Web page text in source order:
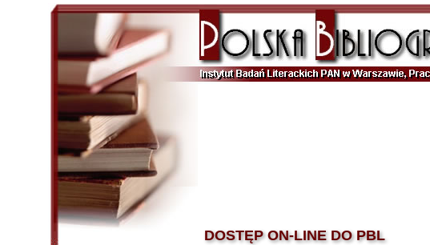
DOSTĘP ON-LINE DO PBL